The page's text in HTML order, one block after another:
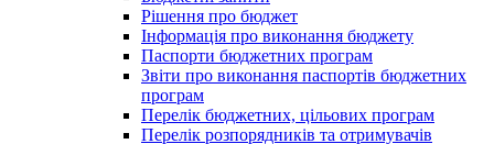
Рішення про бюджет
Інформація про виконання бюджету
Паспорти бюджетних програм
Звіти про виконання паспортів бюджетних
програм
Перелік бюджетних, цільових програм
Перелік розпорядників та отримувачів